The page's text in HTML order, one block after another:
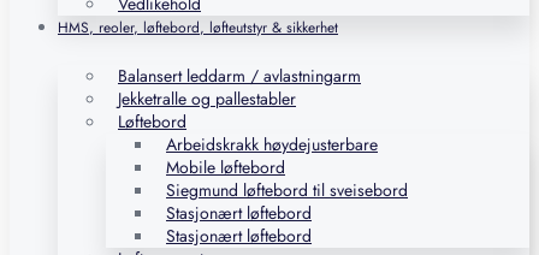
HMS, reoler, løftebord, løfteutstyr & sikkerhet
Balansert leddarm / avlastningarm
Jekketralle og pallestabler
Løftebord
Arbeidskrakk høydejusterbare
Mobile løftebord
Siegmund løftebord til sveisebord
Stasjonært løftebord
Stasjonært løftebord